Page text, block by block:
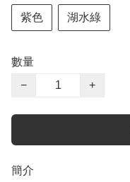
紫色 湖水綠
數量
−
+
簡介